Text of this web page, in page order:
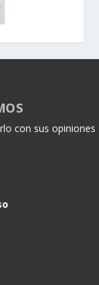
con sus opiniones